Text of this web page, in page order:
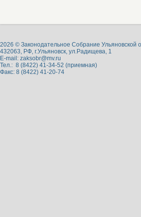
2026 © Законодательное Собрание Ульяновской
432063, РФ, г.Ульяновск, ул.Радищева, 1
E-mail: zaksobr@mv.ru
Тел.: 8 (8422) 41-34-52 (приемная)
Факс: 8 (8422) 41-20-74